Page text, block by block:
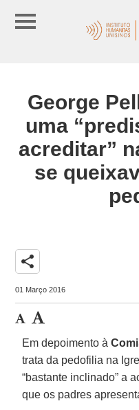
George
uma
acreditar”
se
share
01 Março 2016
Em depoimento à
trata da pedofilia na
“bastante inclinado” a
que os padres